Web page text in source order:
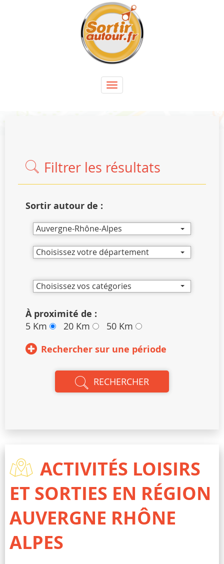
Toggle
Filtrer les résultats
Sortir autour de :
Auvergne-Rhône-Alpes
Choisissez votre département
Choisissez vos catégories
À proximité de :
5 Km 20 Km 50 Km
Rechercher sur une période
RECHERCHER
ACTIVITÉS LOISIRS
ET SORTIES EN RÉGION
AUVERGNE RHÔNE
ALPES
Panneau de gestion des cookies